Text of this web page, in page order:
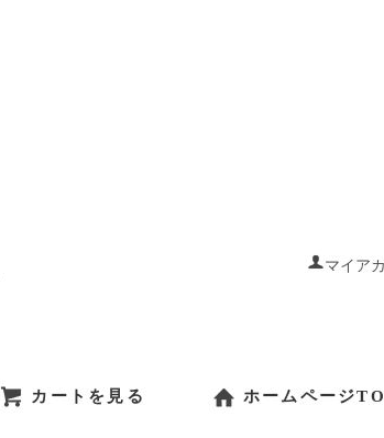
マイア
カートを見る ホームページ